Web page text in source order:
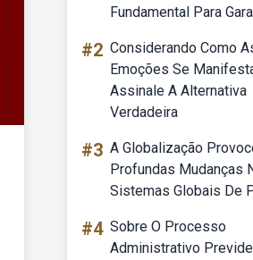
Fundamental Para
#2 Considerando Como
Emoções Se
Assinale A Alternativa
Verdadeira
#3 A Globalização
Profundas Mudanças
Sistemas Globais De
#4 Sobre O Processo
Administrativo